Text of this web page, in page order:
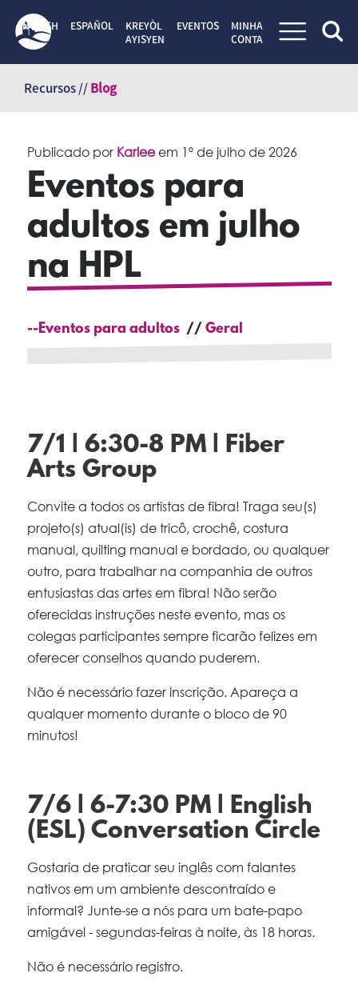
para
conteúdo
ENGLISH ESPAÑOL
KREYÒL
AYISYEN
EVENTOS
MINHA
CONTA
Recursos //Blog
Publicado por Karleeem 1º de julho de 2026
Eventos para
adultos em julho
na HPL
--Eventos para adultos Geral
7/1 | 6:30-8 PM | Fiber
Arts Group
Convite a todos os artistas de fibra! Traga seu(s)
projeto(s) atual(is) de tricô, crochê, costura
manual, quilting manual e bordado, ou qualquer
outro, para trabalhar na companhia de outros
entusiastas das artes em fibra! Não serão
oferecidas instruções neste evento, mas os
colegas participantes sempre ficarão felizes em
oferecer conselhos quando puderem.
Não é necessário fazer inscrição. Apareça a
qualquer momento durante o bloco de 90
minutos!
7/6 | 6-7:30 PM | English
(ESL) Conversation Circle
Gostaria de praticar seu inglês com falantes
nativos em um ambiente descontraído e
informal? Junte-se a nós para um bate-papo
amigável - segundas-feiras à noite, às 18 horas.
Não é necessário registro.